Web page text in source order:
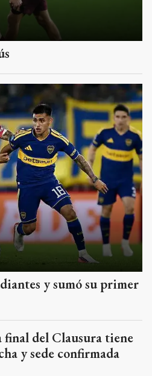
y sumó su primer
final del Clausura tiene
y sede confirmada